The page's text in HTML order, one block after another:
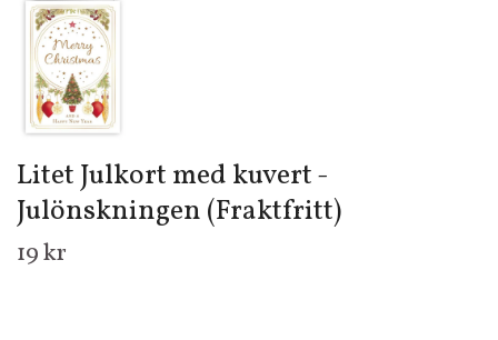
Litet Julkort med kuvert -
Julönskningen (Fraktfritt)
19 kr